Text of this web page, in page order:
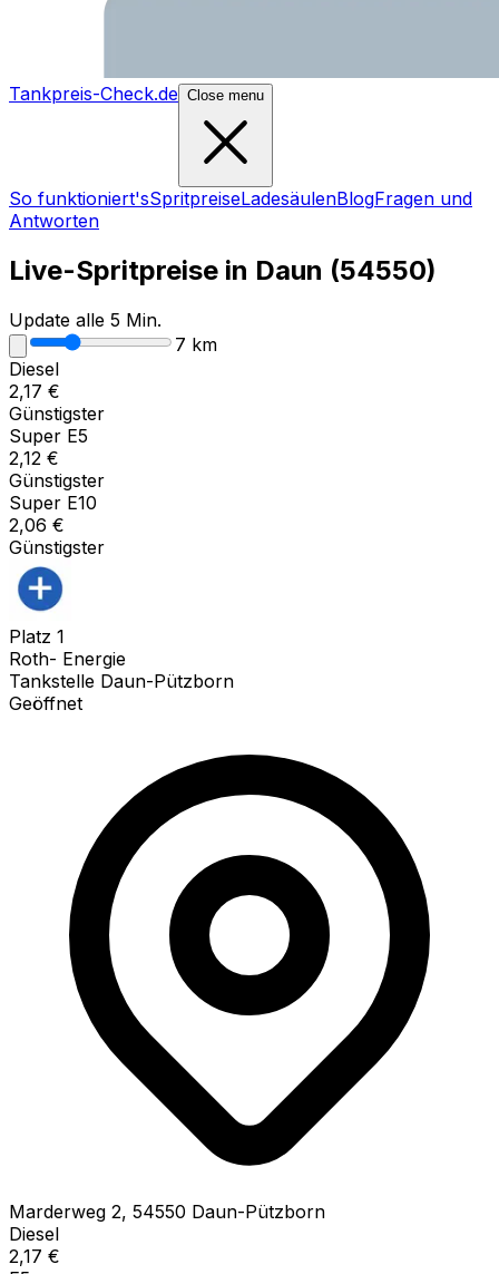
Tankpreis-Check.de Close menu
So funktioniert'sSpritpreiseLadesäulenBlogFragen und
Antworten
Live-Spritpreise in Daun (54550)
Update alle 5 Min.
7 km
Diesel
2,17 €
Günstigster
Super E5
2,12 €
Günstigster
Super E10
2,06 €
Günstigster
Platz 1
Roth- Energie
Tankstelle Daun-Pützborn
Geöffnet
Marderweg 2, 54550 Daun-Pützborn
Diesel
2,17 €